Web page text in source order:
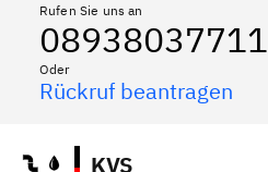
Rufen Sie uns an
08938037711
Oder
Rückruf beantragen
KVS